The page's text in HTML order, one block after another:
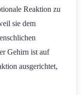
Reaktion zu
sie dem
Gehirn ist auf
ausgerichtet,